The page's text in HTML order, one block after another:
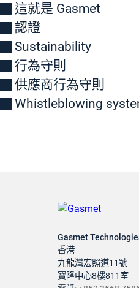
這就是 Gasmet
認證
Sustainability
行為守則
供應商行為守則
Whistleblowing
Gasmet
香港
九龍灣宏照道11號
寶隆中心8樓811室